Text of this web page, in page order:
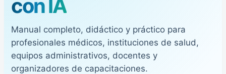
con IA
Manual completo, didáctico y práctico para
profesionales médicos, instituciones de salud,
equipos administrativos, docentes y
organizadores de capacitaciones.